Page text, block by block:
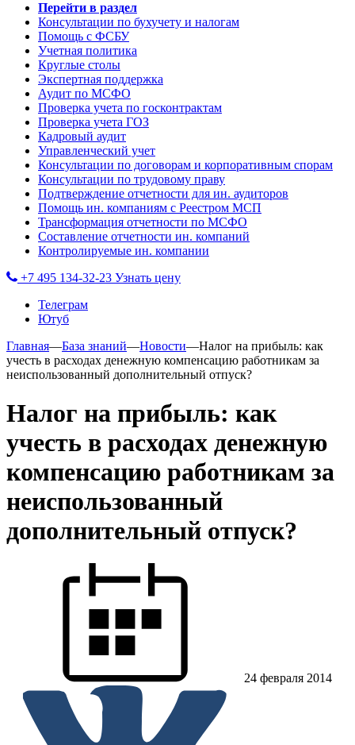
Перейти в раздел
Консультации по бухучету и налогам
Помощь с ФСБУ
Учетная политика
Круглые столы
Экспертная поддержка
Аудит по МСФО
Проверка учета по госконтрактам
Проверка учета ГОЗ
Кадровый аудит
Управленческий учет
Консультации по договорам и корпоративным спорам
Консультации по трудовому праву
Подтверждение отчетности для ин. аудиторов
Помощь ин. компаниям с Реестром МСП
Трансформация отчетности по МСФО
Составление отчетности ин. компаний
Контролируемые ин. компании
+7 495 134-32-23 Узнать цену
Телеграм
Ютуб
Главная—База знаний—Новости—Налог на прибыль: как
учесть в расходах денежную компенсацию работникам за
неиспользованный дополнительный отпуск?
Налог на прибыль: как
учесть в расходах денежную
компенсацию работникам за
неиспользованный
дополнительный отпуск?
24 февраля 2014